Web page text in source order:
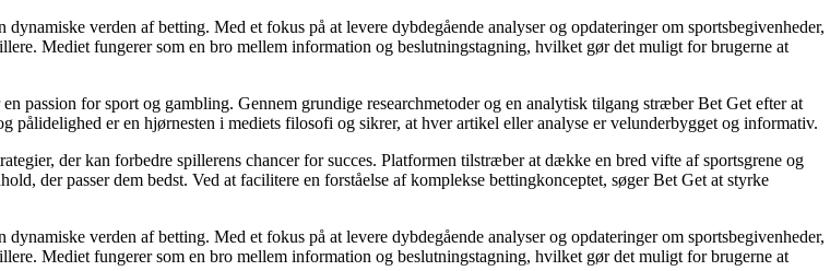
verden af betting. Med et fokus på at levere dybdegående analyser og opdateringer om sportsbegivenheder,
Mediet fungerer som en bro mellem information og beslutningstagning, hvilket gør det muligt for brugerne at
passion for sport og gambling. Gennem grundige researchmetoder og en analytisk tilgang stræber Bet Get efter at
pålidelighed er en hjørnesten i mediets filosofi og sikrer, at hver artikel eller analyse er velunderbygget og informativ.
der kan forbedre spillerens chancer for succes. Platformen tilstræber at dække en bred vifte af sportsgrene og
der passer dem bedst. Ved at facilitere en forståelse af komplekse bettingkonceptet, søger Bet Get at styrke
verden af betting. Med et fokus på at levere dybdegående analyser og opdateringer om sportsbegivenheder,
Mediet fungerer som en bro mellem information og beslutningstagning, hvilket gør det muligt for brugerne at